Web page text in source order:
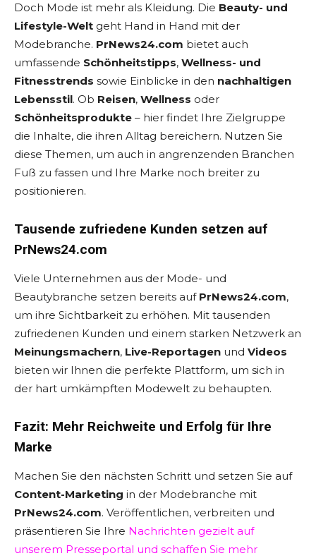
Doch Mode ist mehr als Kleidung. Die Beauty- und
Lifestyle-Welt geht Hand in Hand mit der
Modebranche. PrNews24.com bietet auch
umfassende Schönheitstipps, Wellness- und
Fitnesstrends sowie Einblicke in den nachhaltigen
Lebensstil. Ob Reisen, Wellness oder
Schönheitsprodukte – hier findet Ihre Zielgruppe
die Inhalte, die ihren Alltag bereichern. Nutzen Sie
diese Themen, um auch in angrenzenden Branchen
Fuß zu fassen und Ihre Marke noch breiter zu
positionieren.
Tausende zufriedene Kunden setzen auf
PrNews24.com
Viele Unternehmen aus der Mode- und
Beautybranche setzen bereits auf PrNews24.com,
um ihre Sichtbarkeit zu erhöhen. Mit tausenden
zufriedenen Kunden und einem starken Netzwerk an
Meinungsmachern, Live-Reportagen und Videos
bieten wir Ihnen die perfekte Plattform, um sich in
der hart umkämpften Modewelt zu behaupten.
Fazit: Mehr Reichweite und Erfolg für Ihre
Marke
Machen Sie den nächsten Schritt und setzen Sie auf
Content-Marketing in der Modebranche mit
PrNews24.com. Veröffentlichen, verbreiten und
präsentieren Sie Ihre Nachrichten gezielt auf
unserem Presseportal und schaffen Sie mehr